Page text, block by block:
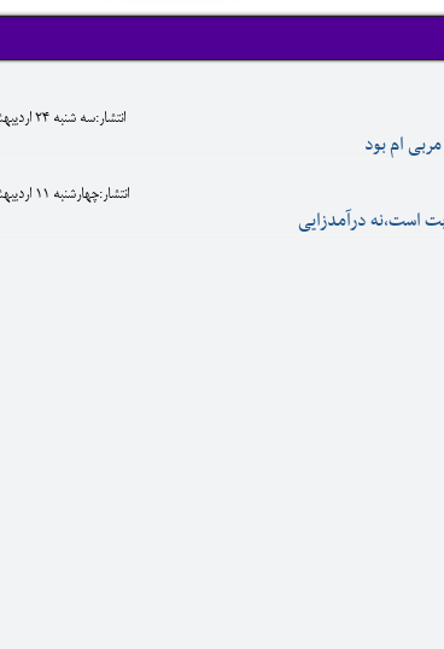
انتشار:سه شنبه 24 ارديبهشت 1392-23:5
مربی ام بود
انتشار:چهارشنبه 11 ارديبهشت 1392-11:4
است،نه درآمدزایی